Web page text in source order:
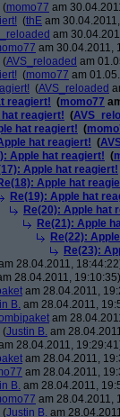
(momo77 am
(thE am
am
am 30.04.2011,
(AVS_reloaded am
(momo77 am
(AVS_reloaded
reagiert! (momo77
hat reagiert! (
hat reagiert! (
hat reagiert! (
Apple hat reagiert! (
Apple hat reagiert!
Apple hat
Re(19): Apple hat
Re(20): Apple hat
Re(21): Apple
Re(22):
Re(23):
28.04.2011,
28.04.2011, 19:10:35)
am 28.04.2011,
B. am 28.04.2011,
am
(Justin B. am
28.04.2011,
am 28.04.2011,
am 28.04.2011,
B. am 28.04.2011,
am 28.04.2011,
(Justin B. am